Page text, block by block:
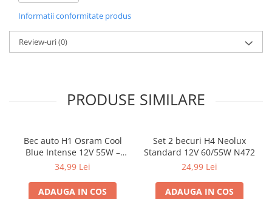
Avantaje:
Lumină albă rece 6000K
Aspect modern tip LED OEM
Consum redus de energie
Durată de viață extinsă
adaptor pentru eliminarea erorilor de bord.
Informatii conformitate produs
Review-uri(0)
PRODUSE SIMILARE
Bec auto H1 Osram Cool
Blue Intense 12V 55W –
lumină albă 5000K, +100%
34,99 Lei
ADAUGA IN COS
Set 2 becuri H4 Neolux
Standard 12V 60/55W N472
24,99 Lei
ADAUGA IN COS